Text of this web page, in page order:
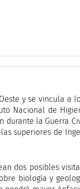
y se vincula a
Nacional de
durante la Guerra
superiores de
dos posibles
biología y